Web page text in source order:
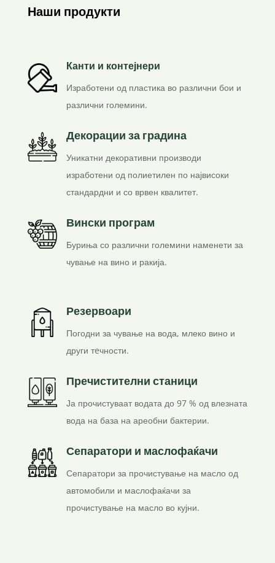
Наши продукти
Канти и контејнери
Изработени од пластика во различни бои и
различни големини.
Декорации за градина
Уникатни декоративни производи
изработени од полиетилен по највисоки
стандардни и со врвен квалитет.
Вински програм
Буриња со различни големини наменети за
чување на вино и ракија.
Резервоари
Погодни за чување на вода, млеко вино и
други тeчности.
Пречистителни станици
Ја прочистуваат водата до 97 % од влезната
вода на база на ареобни бактерии.
Сепаратори и маслофаќачи
Сепаратори за прочистување на масло од
автомобили и маслофаќачи за
прочистување на масло во кујни.